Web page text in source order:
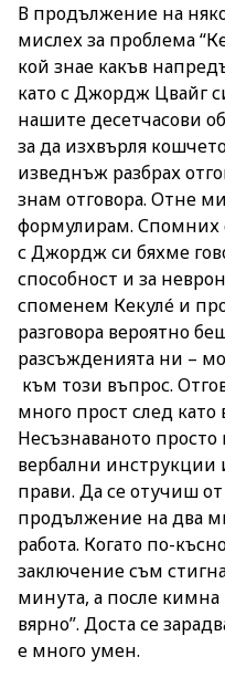
В продължение на
мислех за проблема
кой знае какъв
като с Джордж Цвайг
нашите десетчасови
за да изхвърля
изведнъж разбрах
знам отговора. Отне
формулирам. Спомних
с Джордж си бяхме
способност и за
споменем Кекулé и
разговора вероятно
разсъжденията ни –
към този въпрос.
много прост след като
Несъзнаваното просто
вербални инструкции
прави. Да се отучиш
продължение на два
работа. Когато по-
заключение съм
минута, а после кимна
вярно”. Доста се
е много умен.